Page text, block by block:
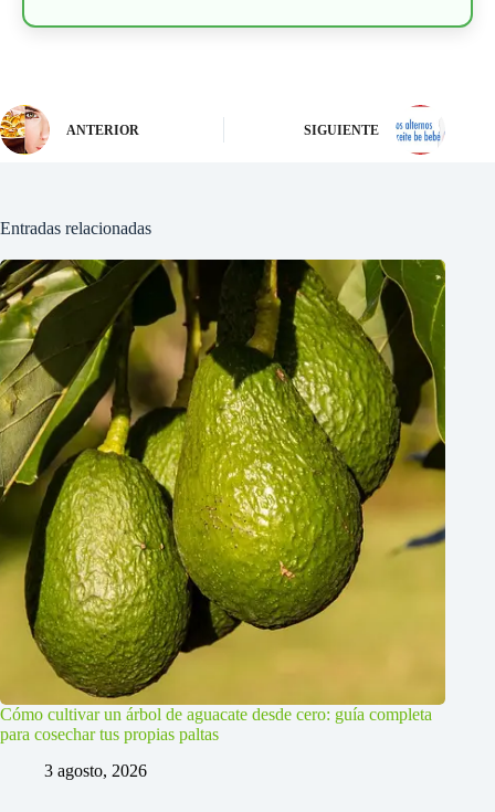
ANTERIOR SIGUIENTE
Entradas relacionadas
Cómo cultivar un árbol de aguacate desde cero: guía completa
para cosechar tus propias paltas
3 agosto, 2026